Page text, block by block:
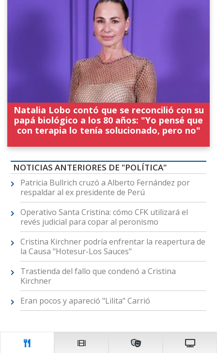
Natalia Lobo contó que se reconcilió con su
papá biológico a los 80 años: "Yo pensé que
con terapia lo tenía solucionado, pero no"
NOTICIAS ANTERIORES DE "POLÍTICA"
Patricia Bullrich cruzó a Alberto Fernández por
respaldar al ex presidente de Perú
Operativo Santa Cristina: cómo CFK utilizará el
revés judicial para copar al peronismo
Cristina Kirchner podría enfrentar la reapertura de
la Causa "Hotesur-Los Sauces"
Trastienda del fallo que condenó a Cristina
Kirchner
Eran pocos y apareció "Lilita" Carrió